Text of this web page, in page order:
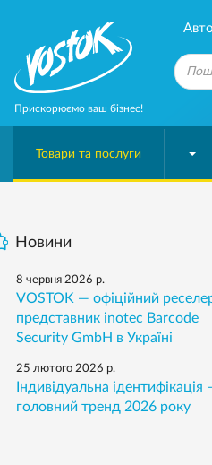
Прискорюємо ваш бізнес!
Товари та послуги
Новини
8 червня 2026 р.
VOSTOK — офіційний
представник inotec Barcode
Security GmbH в Україні
25 лютого 2026 р.
Індивідуальна ідентифікація
головний тренд 2026 року